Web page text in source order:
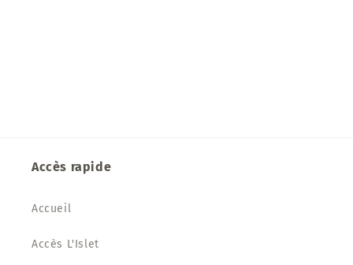
Accès rapide
Accueil
Accès L'Islet